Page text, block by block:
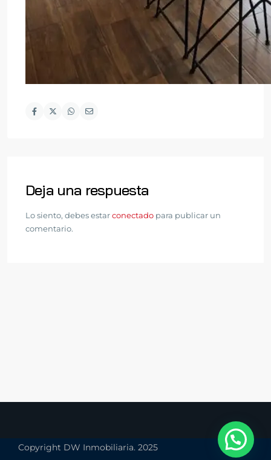
Deja una respuesta
Lo siento, debes estarconectado para publicar un
comentario.
Copyright DW Inmobiliaria. 2025